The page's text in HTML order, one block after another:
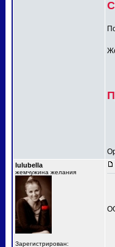
lulubella
жемчужина желания
Зарегистрирован: